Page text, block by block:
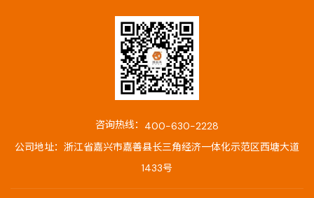
咨询热线： 400-630-2228
公司地址：浙江省嘉兴市嘉善县长三角经济一体化示范区西塘大道
1433号